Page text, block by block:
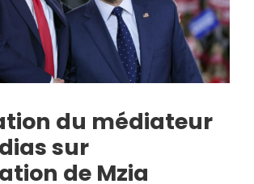
du médiateur
sur
de Mzia